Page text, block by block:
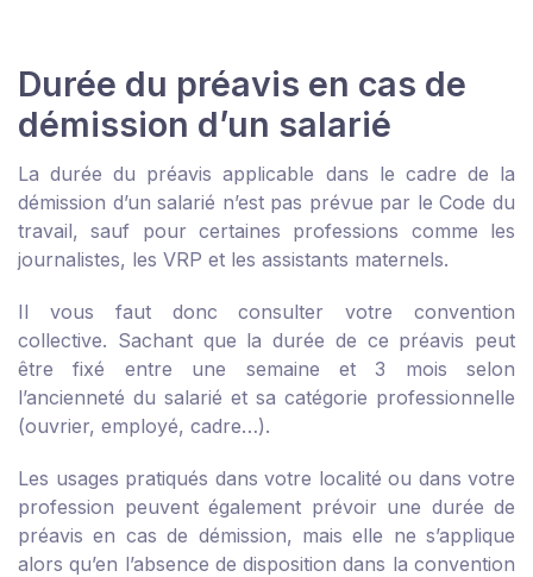
Durée du préavis en cas de
démission d’un salarié
La durée du préavis applicable dans le cadre de la
démission d’un salarié n’est pas prévue par le Code du
travail, sauf pour certaines professions comme les
journalistes, les VRP et les assistants maternels.
Il vous faut donc consulter votre convention
collective. Sachant que la durée de ce préavis peut
être fixé entre une semaine et 3 mois selon
l’ancienneté du salarié et sa catégorie professionnelle
(ouvrier, employé, cadre…).
Les usages pratiqués dans votre localité ou dans votre
profession peuvent également prévoir une durée de
préavis en cas de démission, mais elle ne s’applique
alors qu’en l’absence de disposition dans la convention